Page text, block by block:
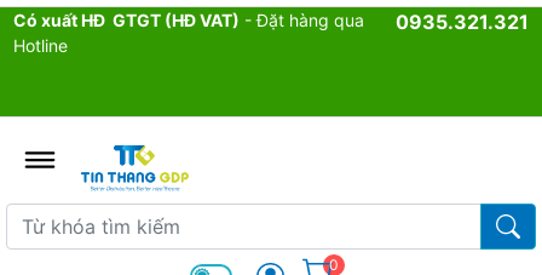
Có xuất HĐ GTGT (HĐ VAT) - Đặt hàng qua
Hotline
0935.321.321
Từ khóa tìm kiếm
Từ
0